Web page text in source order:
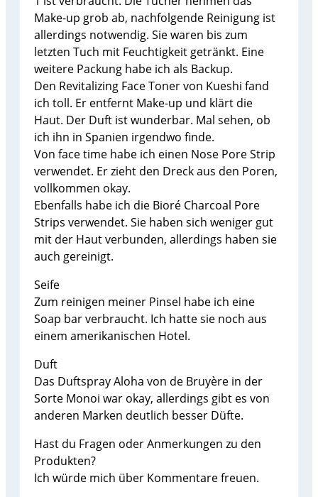
Make-up grob ab, nachfolgende Reinigung ist
allerdings notwendig. Sie waren bis zum
letzten Tuch mit Feuchtigkeit getränkt. Eine
weitere Packung habe ich als Backup.
Den Revitalizing Face Toner von Kueshi fand
ich toll. Er entfernt Make-up und klärt die
Haut. Der Duft ist wunderbar. Mal sehen, ob
ich ihn in Spanien irgendwo finde.
Von face time habe ich einen Nose Pore Strip
verwendet. Er zieht den Dreck aus den Poren,
vollkommen okay.
Ebenfalls habe ich die Bioré Charcoal Pore
Strips verwendet. Sie haben sich weniger gut
mit der Haut verbunden, allerdings haben sie
auch gereinigt.
Seife
Zum reinigen meiner Pinsel habe ich eine
Soap bar verbraucht. Ich hatte sie noch aus
einem amerikanischen Hotel.
Duft
Das Duftspray Aloha von de Bruyère in der
Sorte Monoi war okay, allerdings gibt es von
anderen Marken deutlich besser Düfte.
Hast du Fragen oder Anmerkungen zu den
Produkten?
Ich würde mich über Kommentare freuen.